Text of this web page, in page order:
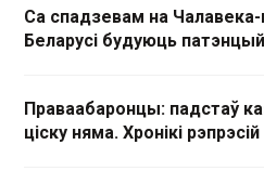
Са спадзевам на
Беларусі будуюць
Праваабаронцы: падстаў
ціску няма. Хронікі